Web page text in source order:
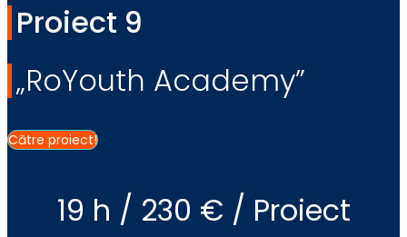
Proiect 9
„RoYouth Academy”
Către proiect!
19 h / 230 € / Proiect